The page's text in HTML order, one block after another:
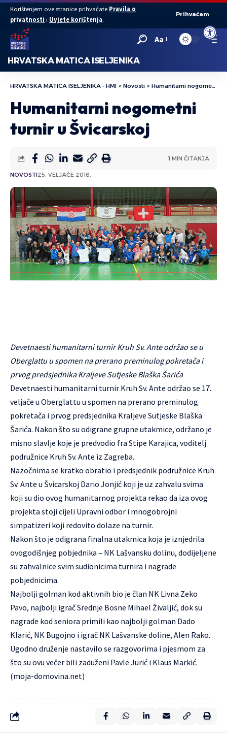
Open
Korištenjem ove stranice prihvaćate Pravila o
privatnosti i Uvjete korištenja.
Prihvaćam
Aa
HRVATSKA MATICA ISELJENIKA
HRVATSKA MATICA ISELJENIKA - HMI > Novosti > Humanitarni nogometni turnir u Švicarskoj
Humanitarni nogometni
turnir u Švicarskoj
NOVOSTI25. VELJAČE 2018.
1 MIN ČITANJA
Devetnaesti humanitarni turnir Kruh Sv. Ante održao se u
Oberglattu u spomen na prerano preminulog pokretača i
prvog predsjednika Kraljeve Sutjeske Blaška Šarića
Devetnaesti humanitarni turnir Kruh Sv. Ante održao se 17.
veljače u Oberglattu u spomen na prerano preminulog
pokretača i prvog predsjednika Kraljeve Sutjeske Blaška
Šarića. Nakon što su odigrane grupne utakmice, održano je
misno slavlje koje je predvodio fra Stipe Karajica, voditelj
podružnice Kruh Sv. Ante iz Zagreba.
Nazočnima se kratko obratio i predsjednik podružnice Kruh
Sv. Ante u Švicarskoj Dario Jonjić koji je uz zahvalu svima
koji su dio ovog humanitarnog projekta rekao da iza ovog
projekta stoji cijeli Upravni odbor i mnogobrojni
simpatizeri koji redovito dolaze na turnir.
Nakon što je odigrana finalna utakmica koja je iznjedrila
ovogodišnjeg pobjednika – NK Lašvansku dolinu, dodijeljene
su zahvalnice svim sudionicima turnira i nagrade
pobjednicima.
Najbolji golman kod aktivnih bio je član NK Livna Zeko
Pavo, najbolji igrač Srednje Bosne Mihael Živaljić, dok su
nagrade kod seniora primili kao najbolji golman Dado
Klarić, NK Bugojno i igrač NK Lašvanske doline, Alen Rako.
Ugodno druženje nastavilo se razgovorima i pjesmom za
što su ovu večer bili zaduženi Pavle Jurić i Klaus Markić.
(moja-domovina.net)